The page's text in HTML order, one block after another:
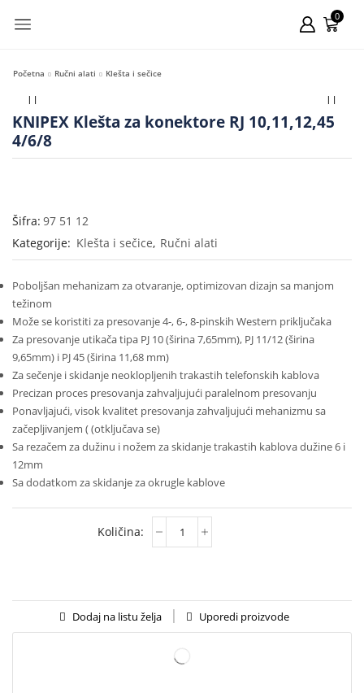
0
Početna Ručni alati Klešta i sečice
KNIPEX Klešta za konektore RJ 10,11,12,45
4/6/8
Šifra: 97 51 12
Kategorije: Klešta i sečice, Ručni alati
Poboljšan mehanizam za otvaranje, optimizovan dizajn sa manjom
težinom
Može se koristiti za presovanje 4-, 6-, 8-pinskih Western priključaka
Za presovanje utikača tipa PJ 10 (širina 7,65mm), PJ 11/12 (širina
9,65mm) i PJ 45 (širina 11,68 mm)
Za sečenje i skidanje neoklopljenih trakastih telefonskih kablova
Precizan proces presovanja zahvaljujući paralelnom presovanju
Ponavljajući, visok kvalitet presovanja zahvaljujući mehanizmu sa
začepljivanjem ( (otključava se)
Sa rezačem za dužinu i nožem za skidanje trakastih kablova dužine 6 i
12mm
Sa dodatkom za skidanje za okrugle kablove
Dodaj na listu želja Uporedi proizvode